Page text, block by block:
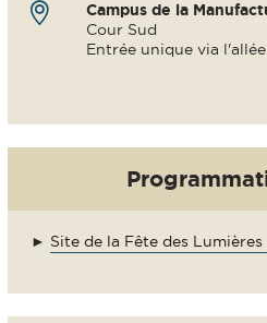
Campus de la
Cour Sud
Entrée unique via
► Site de la Fête des